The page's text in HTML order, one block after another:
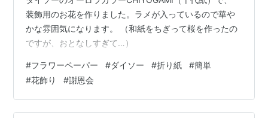
装飾用のお花を作りました。ラメが入っているので華や
かな雰囲気になります。 （和紙をちぎって桜を作ったの
ですが、おとなしすぎて…）
#フラワーペーパー #ダイソー #折り紙 #簡単
#花飾り #謝恩会